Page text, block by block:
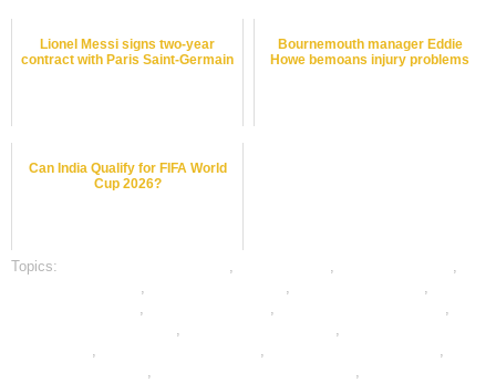
Lionel Messi signs two-year
contract with Paris Saint-Germain
Bournemouth manager Eddie
Howe bemoans injury problems
Can India Qualify for FIFA World
Cup 2026?
Topics: , ,
,
, , ,
, ,
,
, ,
, ,
,
, ,